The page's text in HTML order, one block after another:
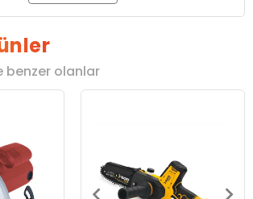
benzer olanlar